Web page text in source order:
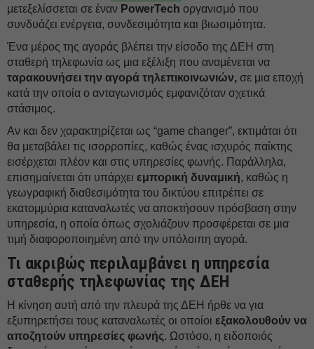
μετεξελίσσεται σε έναν PowerTech οργανισμό που
συνδυάζει ενέργεια, συνδεσιμότητα και βιωσιμότητα.
Ένα μέρος της αγοράς βλέπει την είσοδο της ΔΕH στη
σταθερή τηλεφωνία ως μια εξέλιξη που αναμένεται να
ταρακουνήσει την αγορά τηλεπικοινωνιών, σε μια εποχή
κατά την οποία ο ανταγωνισμός εμφανιζόταν σχετικά
στάσιμος.
Αν και δεν χαρακτηρίζεται ως “game changer”, εκτιμάται ότι
θα μεταβάλει τις ισορροπίες, καθώς ένας ισχυρός παίκτης
εισέρχεται πλέον και στις υπηρεσίες φωνής. Παράλληλα,
επισημαίνεται ότι υπάρχει εμπορική δυναμική, καθώς η
γεωγραφική διαθεσιμότητα του δικτύου επιτρέπει σε
εκατομμύρια καταναλωτές να αποκτήσουν πρόσβαση στην
υπηρεσία, η οποία όπως σχολιάζουν προσφέρεται σε μια
τιμή διαφοροποιημένη από την υπόλοιπη αγορά.
Τι ακριβώς περιλαμβάνει η υπηρεσία
σταθερής τηλεφωνίας της ΔΕH
Η κίνηση αυτή από την πλευρά της ΔΕH ήρθε να για
εξυπηρετήσει τους καταναλωτές οι οποίοι εξακολουθούν να
αποζητούν υπηρεσίες φωνής. Ωστόσο, η ειδοποιός